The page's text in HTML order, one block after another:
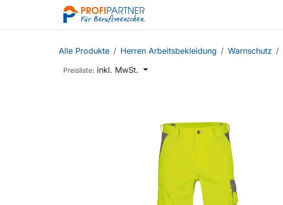
Zum Inhalt springen
Alle Produkte Herren Arbeitsbekleidung Warnschutz
Preisliste: inkl. MwSt.